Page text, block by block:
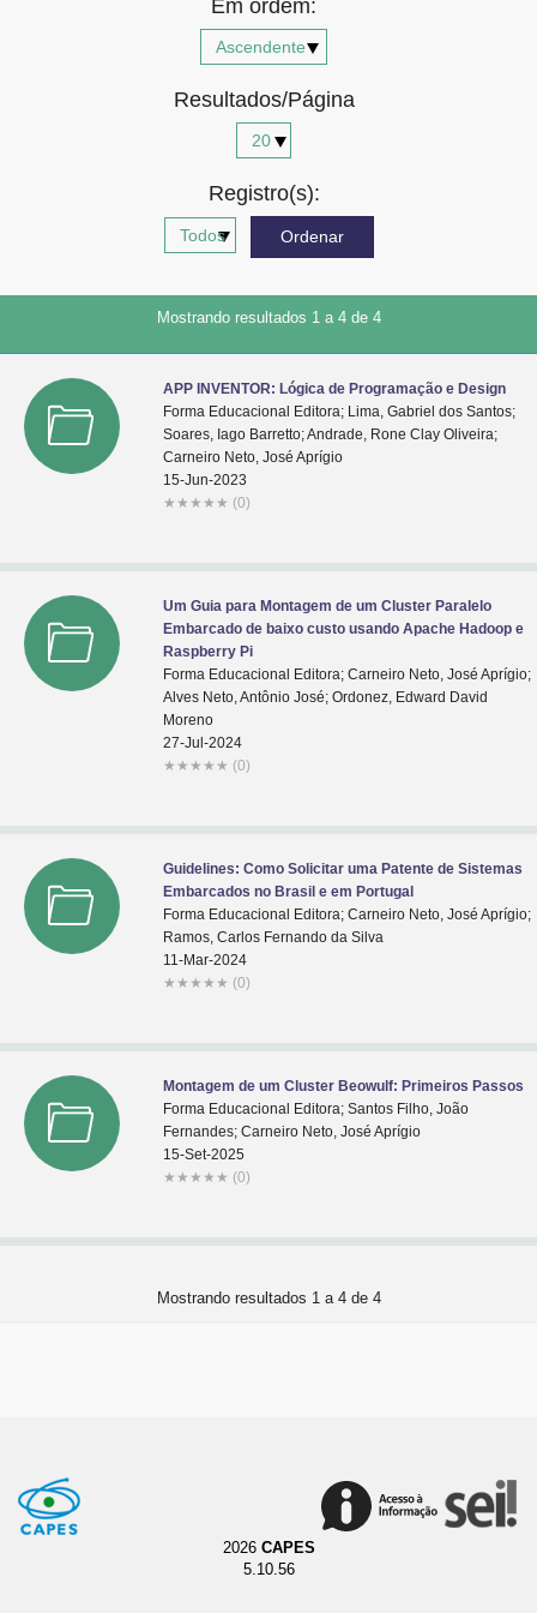
Em ordem:
Resultados/Página
Registro(s):
Mostrando resultados 1 a 4 de 4
APP INVENTOR: Lógica de Programação e Design
Forma Educacional Editora; Lima, Gabriel dos Santos;
Soares, Iago Barretto; Andrade, Rone Clay Oliveira;
Carneiro Neto, José Aprígio
15-Jun-2023
★ ★ ★ ★ ★ (0)
Um Guia para Montagem de um Cluster Paralelo
Embarcado de baixo custo usando Apache Hadoop e
Raspberry Pi
Forma Educacional Editora; Carneiro Neto, José Aprígio;
Alves Neto, Antônio José; Ordonez, Edward David
Moreno
27-Jul-2024
★ ★ ★ ★ ★ (0)
Guidelines: Como Solicitar uma Patente de Sistemas
Embarcados no Brasil e em Portugal
Forma Educacional Editora; Carneiro Neto, José Aprígio;
Ramos, Carlos Fernando da Silva
11-Mar-2024
★ ★ ★ ★ ★ (0)
Montagem de um Cluster Beowulf: Primeiros Passos
Forma Educacional Editora; Santos Filho, João
Fernandes; Carneiro Neto, José Aprígio
15-Set-2025
★ ★ ★ ★ ★ (0)
Mostrando resultados 1 a 4 de 4
2026 CAPES
5.10.56